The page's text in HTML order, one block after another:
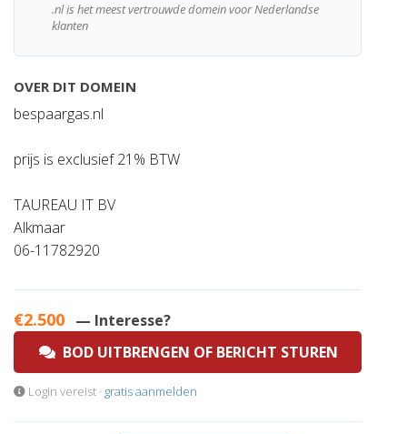
.nl is het meest vertrouwde domein voor Nederlandse
klanten
OVER DIT DOMEIN
bespaargas.nl
prijs is exclusief 21% BTW
TAUREAU IT BV
Alkmaar
06-11782920
€2.500 — Interesse?
BOD UITBRENGEN OF BERICHT STUREN
Login vereist · gratis aanmelden